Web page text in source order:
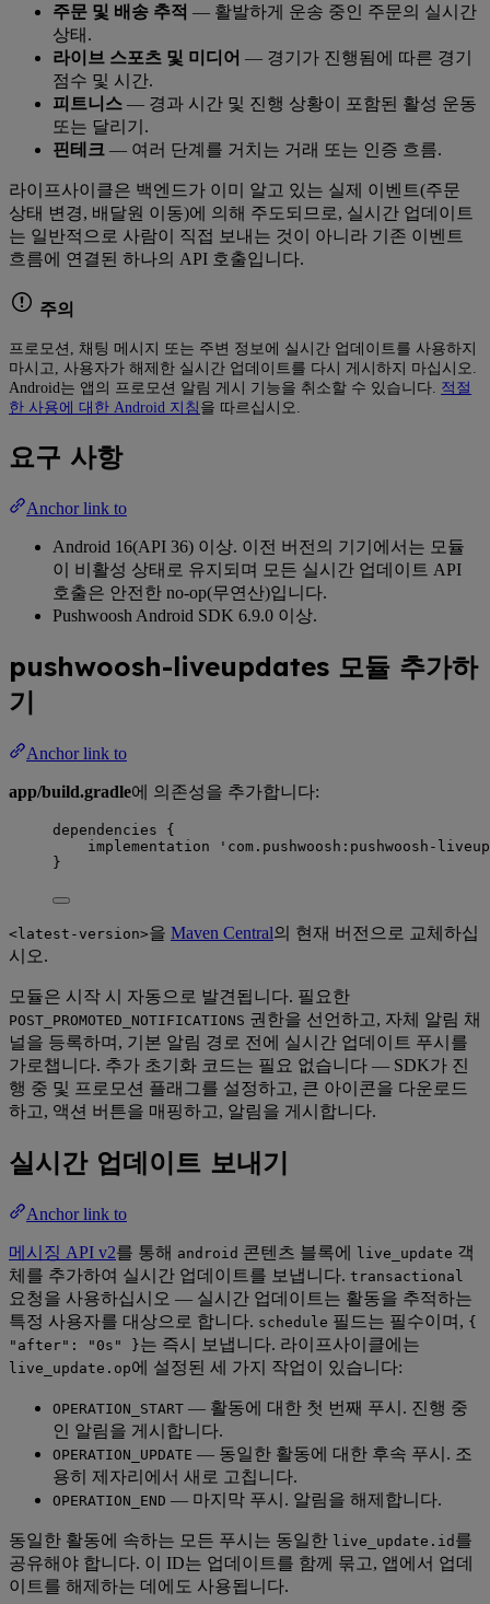
주문 및 배송 추적 — 활발하게 운송 중인 주문의 실시간
상태.
라이브 스포츠 및 미디어 — 경기가 진행됨에 따른 경기
점수 및 시간.
피트니스 — 경과 시간 및 진행 상황이 포함된 활성 운동
또는 달리기.
핀테크 — 여러 단계를 거치는 거래 또는 인증 흐름.
라이프사이클은 백엔드가 이미 알고 있는 실제 이벤트(주문
상태 변경, 배달원 이동)에 의해 주도되므로, 실시간 업데이트
는 일반적으로 사람이 직접 보내는 것이 아니라 기존 이벤트
흐름에 연결된 하나의 API 호출입니다.
주의
프로모션, 채팅 메시지 또는 주변 정보에 실시간 업데이트를 사용하지
마시고, 사용자가 해제한 실시간 업데이트를 다시 게시하지 마십시오.
Android는 앱의 프로모션 알림 게시 기능을 취소할 수 있습니다. 적절
한 사용에 대한 Android 지침 을 따르십시오.
요구 사항
Anchor link to
Android 16(API 36) 이상. 이전 버전의 기기에서는 모듈
이 비활성 상태로 유지되며 모든 실시간 업데이트 API
호출은 안전한 no-op(무연산)입니다.
Pushwoosh Android SDK 6.9.0 이상.
pushwoosh-liveupdates 모듈 추가하
기
Anchor link to
app/build.gradle에 의존성을 추가합니다:
dependencies {
implementation
' com.pushwoosh:pushwoosh-
}
<latest-version>을 Maven Central의 현재 버전으로 교체하십
시오.
모듈은 시작 시 자동으로 발견됩니다. 필요한
POST_PROMOTED_NOTIFICATIONS 권한을 선언하고, 자체 알림 채
널을 등록하며, 기본 알림 경로 전에 실시간 업데이트 푸시를
가로챕니다. 추가 초기화 코드는 필요 없습니다 — SDK가 진
행 중 및 프로모션 플래그를 설정하고, 큰 아이콘을 다운로드
하고, 액션 버튼을 매핑하고, 알림을 게시합니다.
실시간 업데이트 보내기
Anchor link to
메시징 API v2를 통해 android 콘텐츠 블록에 live_update 객
체를 추가하여 실시간 업데이트를 보냅니다. transactional
요청을 사용하십시오 — 실시간 업데이트는 활동을 추적하는
특정 사용자를 대상으로 합니다. schedule 필드는 필수이며, {
"after": "0s" }는 즉시 보냅니다. 라이프사이클에는
live_update.op에 설정된 세 가지 작업이 있습니다:
OPERATION_START — 활동에 대한 첫 번째 푸시. 진행 중
인 알림을 게시합니다.
OPERATION_UPDATE — 동일한 활동에 대한 후속 푸시. 조
용히 제자리에서 새로 고칩니다.
OPERATION_END — 마지막 푸시. 알림을 해제합니다.
동일한 활동에 속하는 모든 푸시는 동일한 live_update.id 를
공유해야 합니다. 이 ID는 업데이트를 함께 묶고, 앱에서 업데
이트를 해제하는 데에도 사용됩니다.